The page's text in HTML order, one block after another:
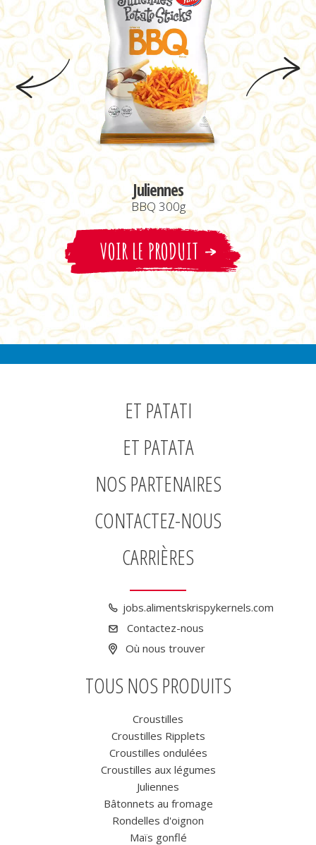
Juliennes
BBQ 300g
VOIR LE PRODUIT
ET PATATI
ET PATATA
NOS PARTENAIRES
CONTACTEZ-NOUS
CARRIÈRES
jobs.alimentskrispykernels.com
Contactez-nous
Où nous trouver
TOUS NOS PRODUITS
Croustilles
Croustilles Ripplets
Croustilles ondulées
Croustilles aux légumes
Juliennes
Bâtonnets au fromage
Rondelles d'oignon
Maïs gonflé